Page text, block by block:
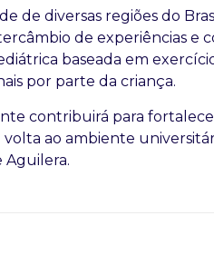
de diversas regiões do
de experiências e
baseada em
por parte da criança.
contribuirá para
ao ambiente
Aguilera.